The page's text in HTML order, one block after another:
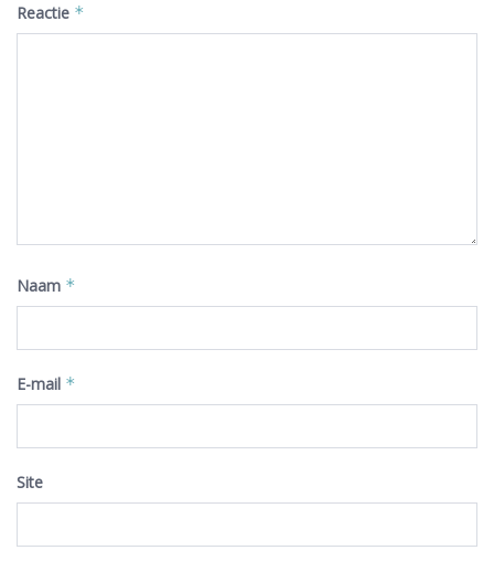
Reactie *
Naam *
E-mail *
Site